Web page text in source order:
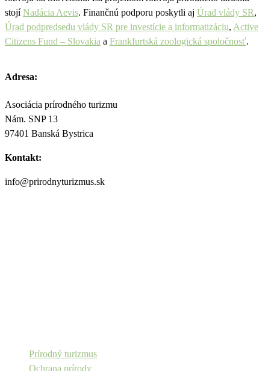
stojíNadácia Aevis. Finančnú podporu poskytli aj Úrad vlády SR,
Úrad podpredsedu vlády SR pre investície a informatizáciu, Active
Citizens Fund – Slovakia a Frankfurtská zoologická spoločnosť.
Adresa:
Asociácia prírodného turizmu
Nám. SNP 13
97401 Banská Bystrica
Kontakt:
info@prirodnyturizmus.sk
Prírodný turizmus
Ochrana prírody